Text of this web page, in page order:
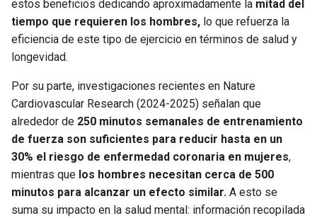
estos beneficios dedicando aproximadamente la mitad del
tiempo que requieren los hombres, lo que refuerza la
eficiencia de este tipo de ejercicio en términos de salud y
longevidad.
Por su parte, investigaciones recientes en Nature
Cardiovascular Research (2024-2025) señalan que
alrededor de 250 minutos semanales de entrenamiento
de fuerza son suficientes para reducir hasta en un
30% el riesgo de enfermedad coronaria en mujeres,
mientras que los hombres necesitan cerca de 500
minutos para alcanzar un efecto similar. A esto se
suma su impacto en la salud mental: información recopilada